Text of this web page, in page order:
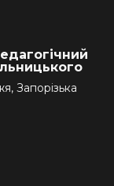
Запорізька